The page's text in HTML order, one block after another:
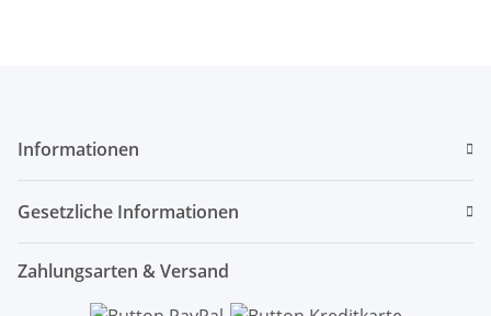
Informationen
Gesetzliche Informationen
Zahlungsarten & Versand